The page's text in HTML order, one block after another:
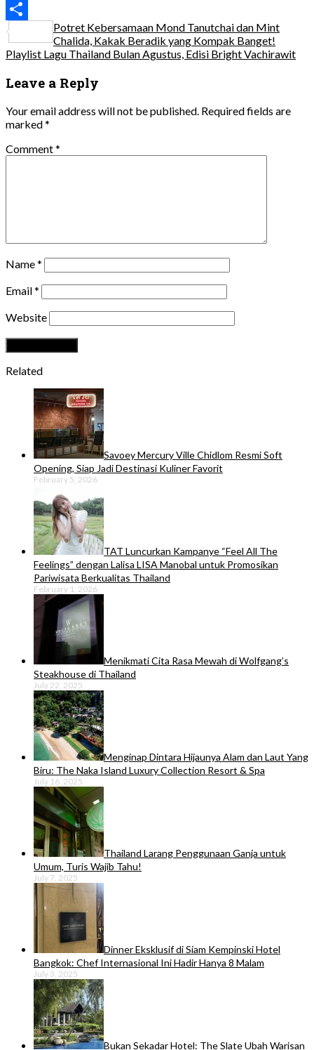
Line
Share
Potret Kebersamaan Mond Tanutchai dan Mint
Chalida, Kakak Beradik yang Kompak Banget!
Playlist Lagu Thailand Bulan Agustus, Edisi Bright Vachirawit
Leave a Reply
Your email address will not be published. Required fields are
marked*
Comment*
Name*
Email*
Website
Related
Savoey Mercury Ville Chidlom Resmi Soft
Opening, Siap Jadi Destinasi Kuliner Favorit
February 5, 2026
TAT Luncurkan Kampanye “Feel All The
Feelings” dengan Lalisa LISA Manobal untuk Promosikan
Pariwisata Berkualitas Thailand
February 1, 2026
Menikmati Cita Rasa Mewah di Wolfgang’s
Steakhouse di Thailand
July 22, 2025
Menginap Dintara Hijaunya Alam dan Laut Yang
Biru: The Naka Island Luxury Collection Resort & Spa
July 16, 2025
Thailand Larang Penggunaan Ganja untuk
Umum, Turis Wajib Tahu!
July 7, 2025
Dinner Eksklusif di Siam Kempinski Hotel
Bangkok: Chef Internasional Ini Hadir Hanya 8 Malam
July 3, 2025
Bukan Sekadar Hotel: The Slate Ubah Warisan